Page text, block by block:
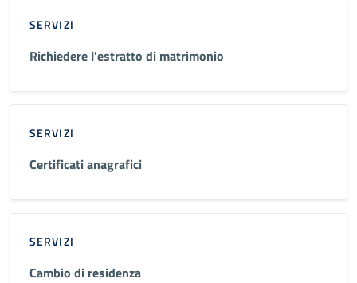
SERVIZI
Richiedere l'estratto di matrimonio
SERVIZI
Certificati anagrafici
SERVIZI
Cambio di residenza